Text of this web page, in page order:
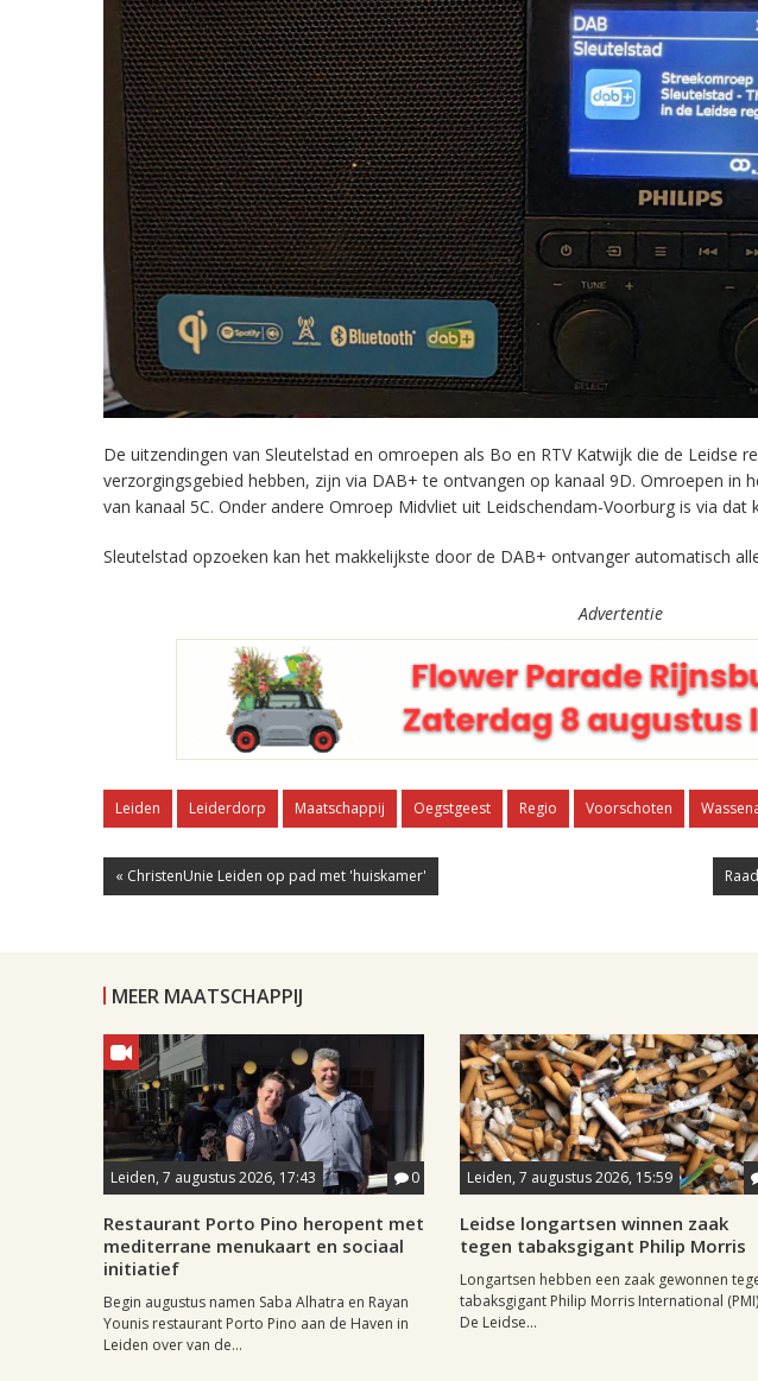
De uitzendingen van Sleutelstad en omroepen als Bo en RTV Katwijk die de Leidse
verzorgingsgebied hebben, zijn via DAB+ te ontvangen op kanaal 9D. Omroepen in
van kanaal 5C. Onder andere Omroep Midvliet uit Leidschendam-Voorburg is via dat
Sleutelstad opzoeken kan het makkelijkste door de DAB+ ontvanger automatisch
Advertentie
Leiden Leiderdorp Maatschappij Oegstgeest Regio Voorschoten
« ChristenUnie Leiden op pad met 'huiskamer'
MEER MAATSCHAPPIJ
Leiden, 7 augustus 2026, 17:43 0
Restaurant Porto Pino heropent met
mediterrane menukaart en sociaal
initiatief
Begin augustus namen Saba Alhatra en Rayan
Younis restaurant Porto Pino aan de Haven in
Leiden over van de...
Leiden, 7 augustus 2026, 15:59
Leidse longartsen winnen zaak
tegen tabaksgigant Philip Morris
Longartsen hebben een zaak gewonnen
tabaksgigant Philip Morris International
De Leidse...